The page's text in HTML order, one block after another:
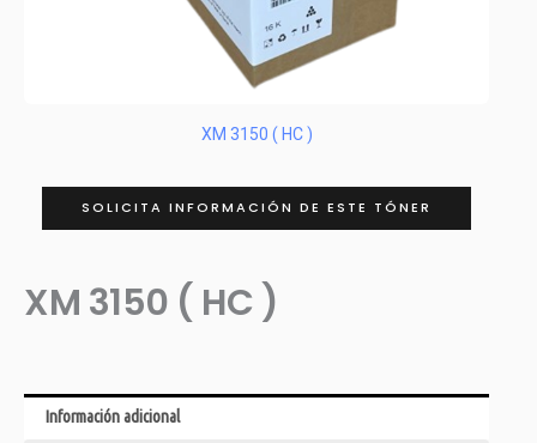
XM 3150 ( HC )
SOLICITA INFORMACIÓN DE ESTE TÓNER
XM 3150 ( HC )
Información adicional